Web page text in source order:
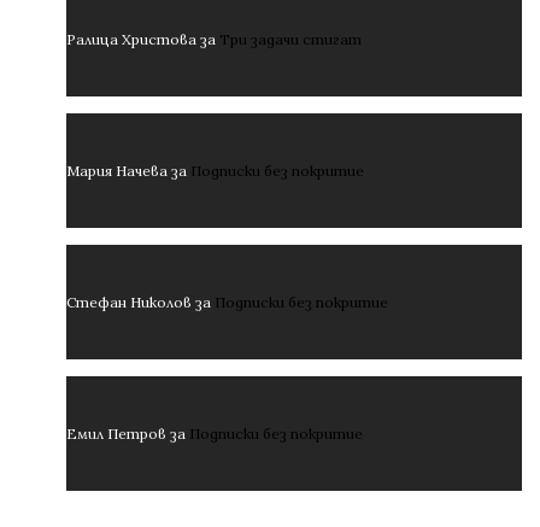
Ралица Христова за Три задачи стигат
Мария Начева за Подписки без покритие
Стефан Николов за Подписки без покритие
Емил Петров за Подписки без покритие